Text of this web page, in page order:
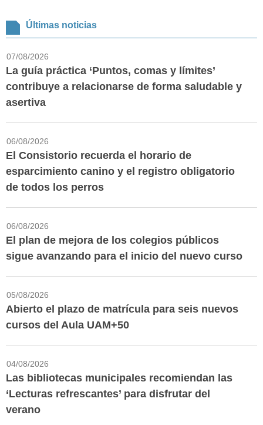
Últimas noticias
07/08/2026
La guía práctica ‘Puntos, comas y límites’
contribuye a relacionarse de forma saludable y
asertiva
06/08/2026
El Consistorio recuerda el horario de
esparcimiento canino y el registro obligatorio
de todos los perros
06/08/2026
El plan de mejora de los colegios públicos
sigue avanzando para el inicio del nuevo curso
05/08/2026
Abierto el plazo de matrícula para seis nuevos
cursos del Aula UAM+50
04/08/2026
Las bibliotecas municipales recomiendan las
‘Lecturas refrescantes’ para disfrutar del
verano